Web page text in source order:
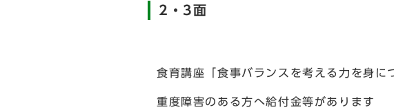
2・3面
食育講座「食事バランスを考える力を身に
重度障害のある方へ給付金等があります